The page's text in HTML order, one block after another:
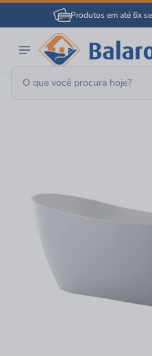
Produtos em até 6x
Banheiro Banheira, Spa E